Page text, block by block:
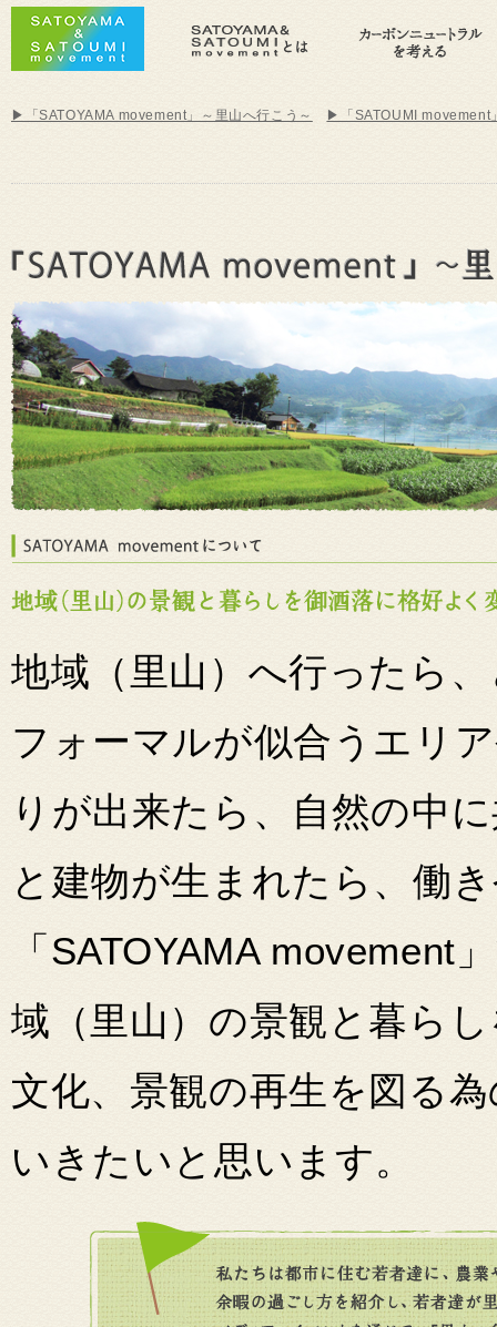
▶「SATOYAMA movement」～里山へ行こう～ ▶「SATOUMI movement
地域（里山）へ行ったら
フォーマルが似合うエリ
りが出来たら、自然の中
と建物が生まれたら、働
「SATOYAMA movement
域（里山）の景観と暮ら
文化、景観の再生を図る
いきたいと思います。